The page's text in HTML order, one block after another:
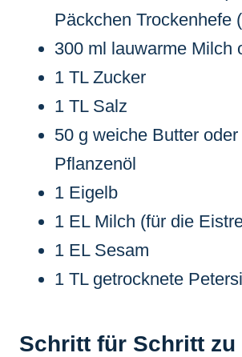
Päckchen Trockenhefe
300 ml lauwarme Milch
1 TL Zucker
1 TL Salz
50 g weiche Butter oder
Pflanzenöl
1 Eigelb
1 EL Milch (für die
1 EL Sesam
1 TL getrocknete
Schritt für Schritt zu